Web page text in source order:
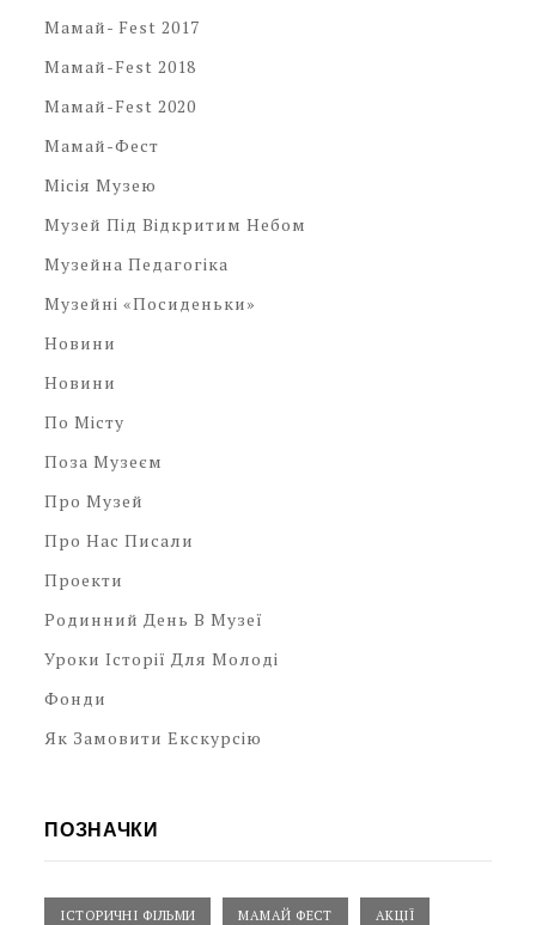
Мамай- Fest 2017
Мамай-Fest 2018
Мамай-Fest 2020
Мамай-Фест
Місія Музею
Музей Під Відкритим Небом
Музейна Педагогіка
Музейні «посиденьки»
Новини
Новини
По Місту
Поза Музеєм
Про Музей
Про Нас Писали
Проекти
Родинний День В Музеї
Уроки Історії Для Молоді
Фонди
Як Замовити Екскурсію
ПОЗНАЧКИ
ІСТОРИЧНІ ФІЛЬМИ МАМАЙ ФЕСТ АКЦІЇ